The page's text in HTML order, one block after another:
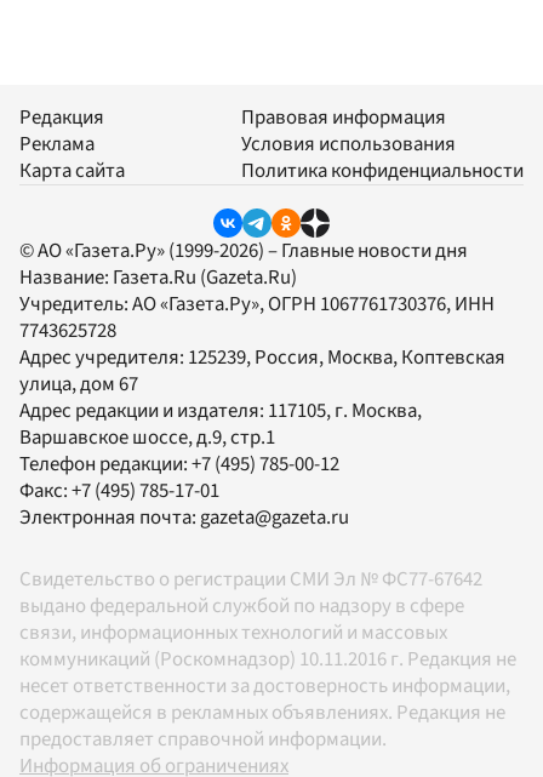
Редакция
Реклама
Карта сайта
Правовая информация
Условия использования
Политика конфиденциальности
© АО «Газета.Ру» (1999-2026) – Главные новости дня
Название: Газета.Ru (Gazeta.Ru)
Учредитель:АО «Газета.Ру», ОГРН 1067761730376, ИНН
7743625728
Адрес учредителя: 125239, Россия, Москва, Коптевская
улица, дом 67
Адрес редакции и издателя: 117105, г. Москва,
Варшавское шоссе, д.9, стр.1
Телефон редакции:+7 (495) 785-00-12
Факс:+7 (495) 785-17-01
Электронная почта:gazeta@gazeta.ru
Свидетельство о регистрации СМИ Эл № ФС77-67642
выдано федеральной службой по надзору в сфере
связи, информационных технологий и массовых
коммуникаций (Роскомнадзор) 10.11.2016 г. Редакция не
несет ответственности за достоверность информации,
содержащейся в рекламных объявлениях. Редакция не
предоставляет справочной информации.
Информация об ограничениях